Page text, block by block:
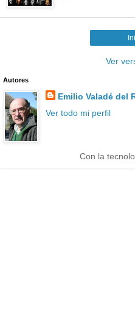
Ver
Autores
Emilio Valadé del
Ver todo mi perfil
Con la